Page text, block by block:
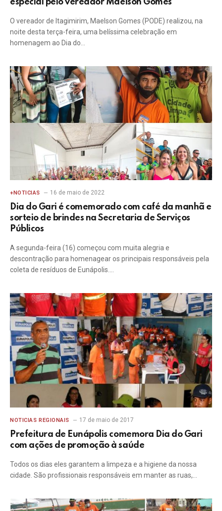
O vereador de Itagimirim, Maelson Gomes (PODE) realizou, na
noite desta terça-feira, uma belíssima celebração em
homenagem ao Dia do…
+NOTICIAS 16 de maio de 2022
Dia do Gari é comemorado com café da manhã e
sorteio de brindes na Secretaria de Serviços
Públicos
A segunda-feira (16) começou com muita alegria e
descontração para homenagear os principais responsáveis pela
coleta de resíduos de Eunápolis.…
NOTICIAS REGIONAIS 17 de maio de 2017
Prefeitura de Eunápolis comemora Dia do Gari
com ações de promoção à saúde
Todos os dias eles garantem a limpeza e a higiene da nossa
cidade. São profissionais responsáveis em manter as ruas,…